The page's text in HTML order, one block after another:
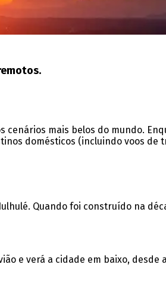
mais belos do mundo.
domésticos (incluindo voos de
Quando foi construído na
e verá a cidade em baixo, desde